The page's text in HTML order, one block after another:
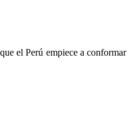
el Perú empiece a conformar